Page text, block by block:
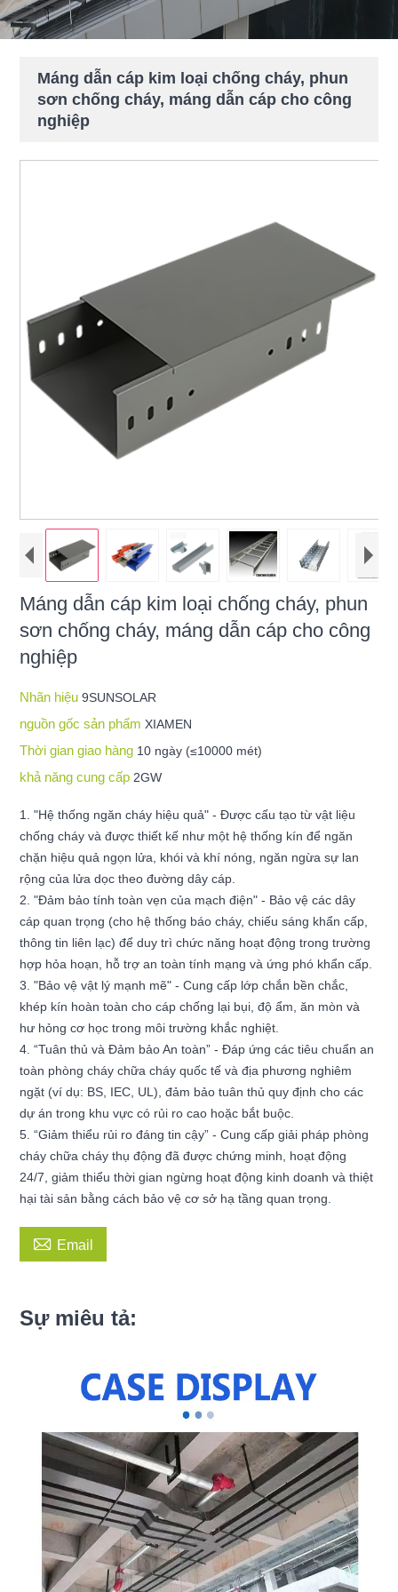
Máng dẫn cáp kim loại chống cháy, phun
sơn chống cháy, máng dẫn cáp cho công
nghiệp
Máng dẫn cáp kim loại chống cháy, phun
sơn chống cháy, máng dẫn cáp cho công
nghiệp
Nhãn hiệu9SUNSOLAR
nguồn gốc sản phẩmXIAMEN
Thời gian giao hàng 10 ngày (≤10000 mét)
khả năng cung cấp 2GW
1. "Hệ thống ngăn cháy hiệu quả" - Được cấu tạo từ vật liệu
chống cháy và được thiết kế như một hệ thống kín để ngăn
chặn hiệu quả ngọn lửa, khói và khí nóng, ngăn ngừa sự lan
rộng của lửa dọc theo đường dây cáp.
2. "Đảm bảo tính toàn vẹn của mạch điện" - Bảo vệ các dây
cáp quan trọng (cho hệ thống báo cháy, chiếu sáng khẩn cấp,
thông tin liên lạc) để duy trì chức năng hoạt động trong trường
hợp hỏa hoạn, hỗ trợ an toàn tính mạng và ứng phó khẩn cấp.
3. "Bảo vệ vật lý mạnh mẽ" - Cung cấp lớp chắn bền chắc,
khép kín hoàn toàn cho cáp chống lại bụi, độ ẩm, ăn mòn và
hư hỏng cơ học trong môi trường khắc nghiệt.
4. “Tuân thủ và Đảm bảo An toàn” - Đáp ứng các tiêu chuẩn an
toàn phòng cháy chữa cháy quốc tế và địa phương nghiêm
ngặt (ví dụ: BS, IEC, UL), đảm bảo tuân thủ quy định cho các
dự án trong khu vực có rủi ro cao hoặc bắt buộc.
5. “Giảm thiểu rủi ro đáng tin cậy” - Cung cấp giải pháp phòng
cháy chữa cháy thụ động đã được chứng minh, hoạt động
24/7, giảm thiểu thời gian ngừng hoạt động kinh doanh và thiệt
hại tài sản bằng cách bảo vệ cơ sở hạ tầng quan trọng.
 Email
Sự miêu tả: